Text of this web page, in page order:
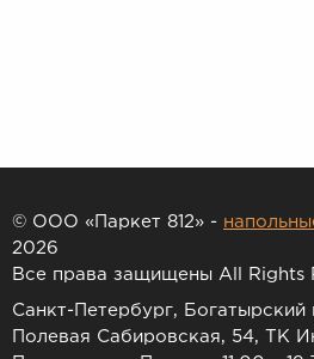
© ООО «Паркет 812» -
2026
Все права защищены All Rights
Санкт-Петербург, Богатырский
Полевая Сабировская, 54, ТК